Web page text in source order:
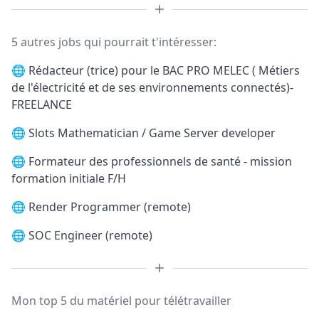
5 autres jobs qui pourrait t'intéresser:
🌐 Rédacteur (trice) pour le BAC PRO MELEC ( Métiers
de l'électricité et de ses environnements connectés)-
FREELANCE
🌐 Slots Mathematician / Game Server developer
🌐 Formateur des professionnels de santé - mission
formation initiale F/H
🌐 Render Programmer (remote)
🌐 SOC Engineer (remote)
Mon top 5 du matériel pour télétravailler